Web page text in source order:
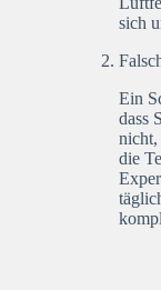
sich
Ein
dass
nicht,
die